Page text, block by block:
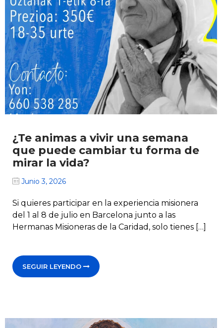
¿Te animas a vivir una semana
que puede cambiar tu forma de
mirar la vida?
Junio 3, 2026
Si quieres participar en la experiencia misionera
del 1 al 8 de julio en Barcelona junto a las
Hermanas Misioneras de la Caridad, solo tienes […]
SEGUIR LEYENDO